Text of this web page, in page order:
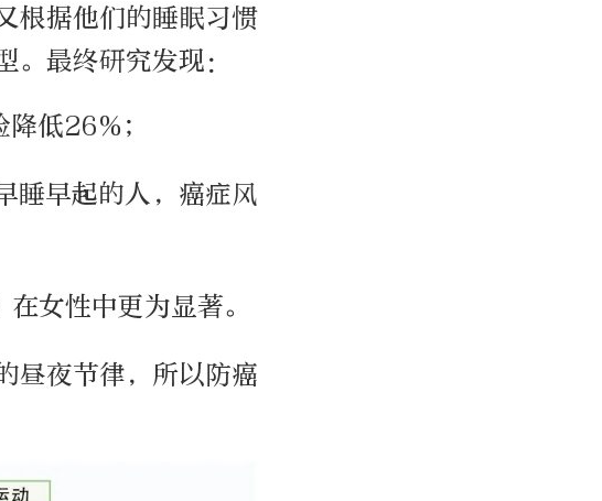
根据他们的睡眠习惯
最终研究发现：
低26%；
睡早起的人，癌症风
女性中更为显著。
昼夜节律，所以防癌